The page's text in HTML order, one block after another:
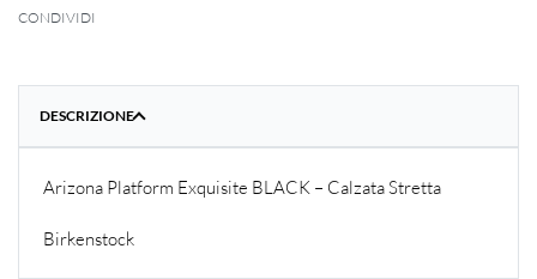
CONDIVIDI
DESCRIZIONE
Arizona Platform Exquisite BLACK – Calzata Stretta
Birkenstock